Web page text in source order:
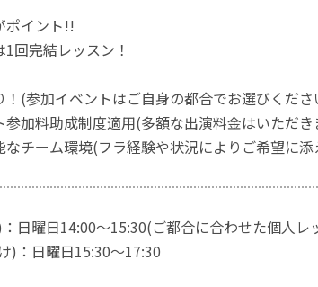
ポイント!!
回完結レッスン！
(参加イベントはご自身の都合でお選びくださ
加料助成制度適用(多額な出演料金はいただき
チーム環境(フラ経験や状況によりご希望に
日曜日14:00～15:30(ご都合に合わせた個人レ
)：日曜日15:30～17:30